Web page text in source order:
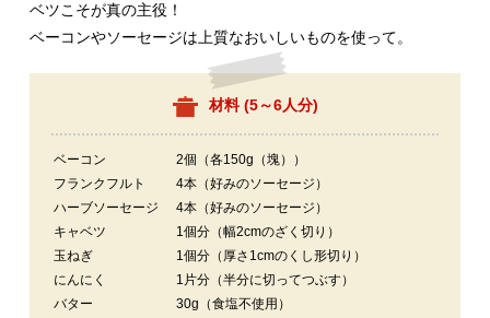
ベツこそが真の主役！
ベーコンやソーセージは上質なおいしいものを使って。
材料 (5～6人分)
ベーコン
2個（各150g（塊））
フランクフルト
4本（好みのソーセージ）
ハーブソーセージ
4本（好みのソーセージ）
キャベツ
1個分（幅2cmのざく切り）
玉ねぎ
1個分（厚さ1cmのくし形切り）
にんにく
1片分（半分に切ってつぶす）
バター
30g（食塩不使用）